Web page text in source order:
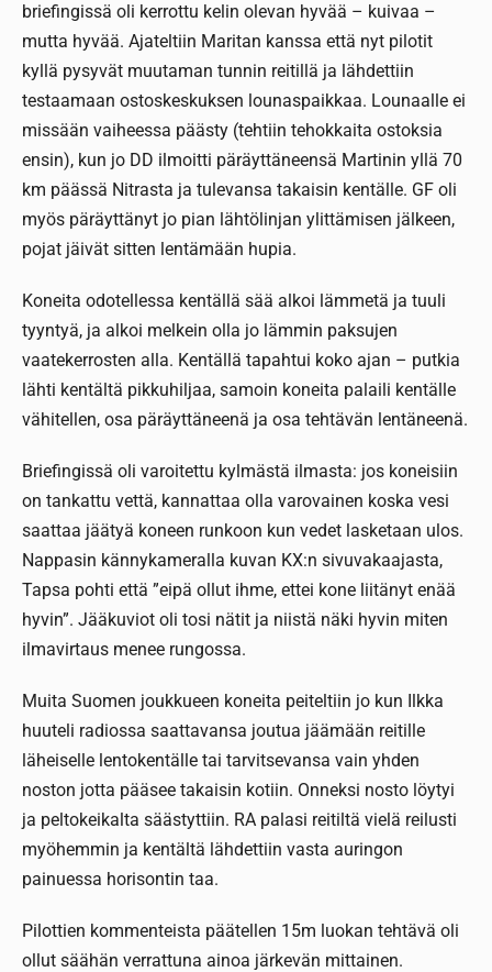
briefingissä oli kerrottu kelin olevan hyvää – kuivaa –
mutta hyvää. Ajateltiin Maritan kanssa että nyt pilotit
kyllä pysyvät muutaman tunnin reitillä ja lähdettiin
testaamaan ostoskeskuksen lounaspaikkaa. Lounaalle ei
missään vaiheessa päästy (tehtiin tehokkaita ostoksia
ensin), kun jo DD ilmoitti päräyttäneensä Martinin yllä 70
km päässä Nitrasta ja tulevansa takaisin kentälle. GF oli
myös päräyttänyt jo pian lähtölinjan ylittämisen jälkeen,
pojat jäivät sitten lentämään hupia.
Koneita odotellessa kentällä sää alkoi lämmetä ja tuuli
tyyntyä, ja alkoi melkein olla jo lämmin paksujen
vaatekerrosten alla. Kentällä tapahtui koko ajan – putkia
lähti kentältä pikkuhiljaa, samoin koneita palaili kentälle
vähitellen, osa päräyttäneenä ja osa tehtävän lentäneenä.
Briefingissä oli varoitettu kylmästä ilmasta: jos koneisiin
on tankattu vettä, kannattaa olla varovainen koska vesi
saattaa jäätyä koneen runkoon kun vedet lasketaan ulos.
Nappasin kännykameralla kuvan KX:n sivuvakaajasta,
Tapsa pohti että ”eipä ollut ihme, ettei kone liitänyt enää
hyvin”. Jääkuviot oli tosi nätit ja niistä näki hyvin miten
ilmavirtaus menee rungossa.
Muita Suomen joukkueen koneita peiteltiin jo kun Ilkka
huuteli radiossa saattavansa joutua jäämään reitille
läheiselle lentokentälle tai tarvitsevansa vain yhden
noston jotta pääsee takaisin kotiin. Onneksi nosto löytyi
ja peltokeikalta säästyttiin. RA palasi reitiltä vielä reilusti
myöhemmin ja kentältä lähdettiin vasta auringon
painuessa horisontin taa.
Pilottien kommenteista päätellen 15m luokan tehtävä oli
ollut säähän verrattuna ainoa järkevän mittainen.